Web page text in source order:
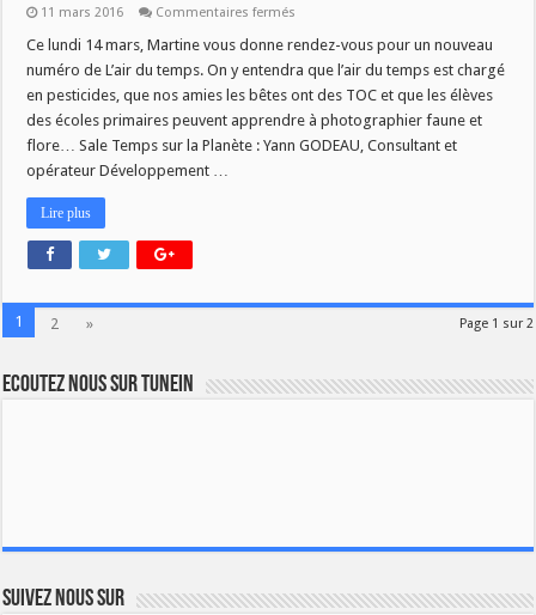
11 mars 2016 Commentaires fermés
et
photo:
L’air
du
temps
Ce lundi 14 mars, Martine vous donne rendez-vous pour un nouveau
numéro de L’air du temps. On y entendra que l’air du temps est chargé
en pesticides, que nos amies les bêtes ont des TOC et que les élèves
des écoles primaires peuvent apprendre à photographier faune et
flore… Sale Temps sur la Planète : Yann GODEAU, Consultant et
opérateur Développement …
Lire plus
Page 1 sur 2
1 2 »
Ecoutez nous sur TuneIn
Suivez nous sur